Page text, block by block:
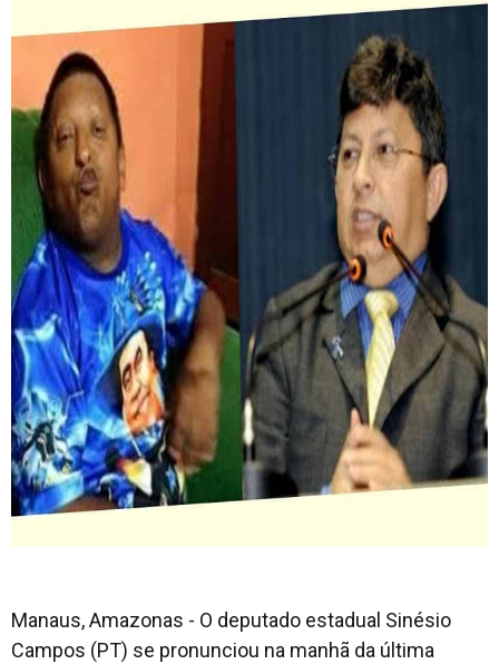
Manaus, Amazonas - O deputado estadual Sinésio
Campos (PT) se pronunciou na manhã da última